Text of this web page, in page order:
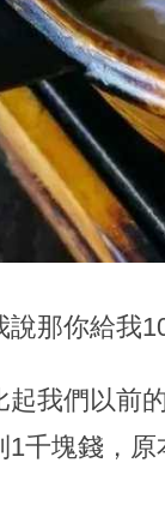
那你給我
起我們以前
1千塊錢，